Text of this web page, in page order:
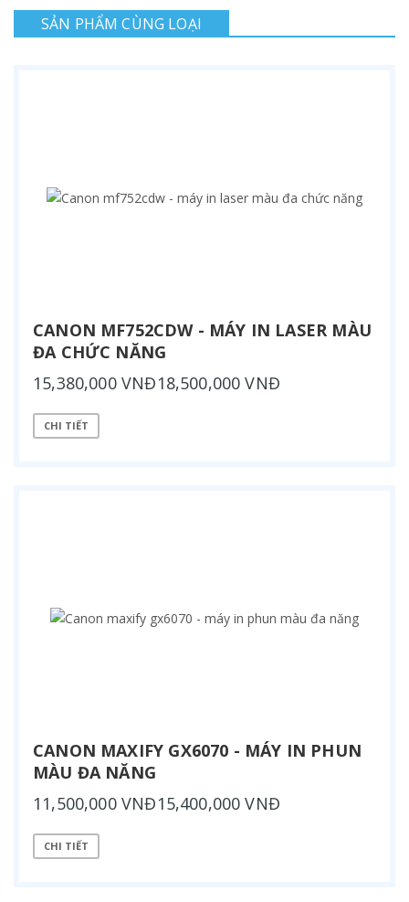
SẢN PHẨM CÙNG LOẠI
CANON MF752CDW - MÁY IN LASER MÀU
ĐA CHỨC NĂNG
15,380,000 VNĐ18,500,000 VNĐ
CHI TIẾT
CANON MAXIFY GX6070 - MÁY IN PHUN
MÀU ĐA NĂNG
11,500,000 VNĐ15,400,000 VNĐ
CHI TIẾT